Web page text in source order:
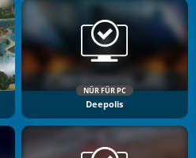
NÜR FÜR PC
Deepolis